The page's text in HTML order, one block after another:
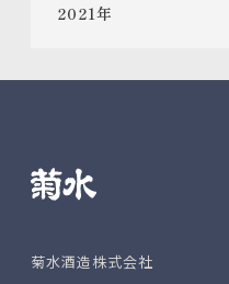
2021年
菊水酒造株式会社